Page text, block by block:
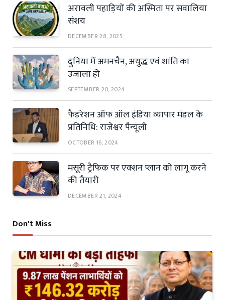
अरावली पहाड़ियों की अस्मिता पर सवालिया
संशय
DECEMBER 28, 2025
दुनिया में अमनचैन, अयुद्ध एवं शांति का
उजाला हो
SEPTEMBER 20, 2024
फैडरेशन ऑफ ऑल इंडिया व्यापार मंडल के
प्रतिनिधि: राजेश्वर पैन्यूली
OCTOBER 16, 2024
मसूरी ट्रैफिक पर एक्शन प्लान को लागू करने
की तैयारी
DECEMBER 21, 2024
Don't Miss